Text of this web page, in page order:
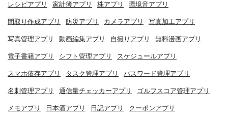
レシピアプリ 家計簿アプリ 株アプリ 環境音アプリ
間取り作成アプリ 防災アプリ カメラアプリ 写真加工アプリ
写真管理アプリ 動画編集アプリ 自撮りアプリ 無料漫画アプリ
電子書籍アプリ シフト管理アプリ スケジュールアプリ
スマホ依存アプリ タスク管理アプリ パスワード管理アプリ
名刺管理アプリ 通信量チェッカーアプリ ゴルフスコア管理アプリ
メモアプリ 日本酒アプリ 日記アプリ クーポンアプリ